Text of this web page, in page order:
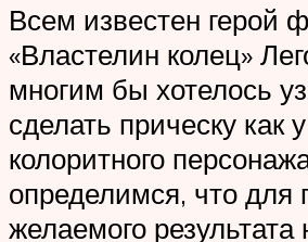
Всем известен герой
«Властелин колец»
многим бы хотелось
сделать прическу как
колоритного
определимся, что для
желаемого